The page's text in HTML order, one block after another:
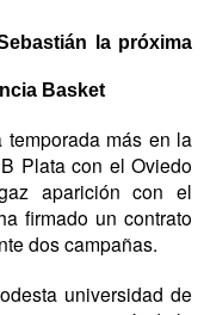
la próxima
Basket
más en la
Plata con el Oviedo
aparición con el
firmado un contrato
dos campañas.
universidad de